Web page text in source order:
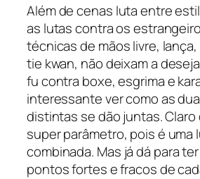
Além de cenas luta entre
as lutas contra os
técnicas de mãos livre,
tie kwan, não deixam a
fu contra boxe, esgrima e
interessante ver como as
distintas se dão juntas. Claro
super parâmetro, pois é uma
combinada. Mas já dá para
pontos fortes e fracos de